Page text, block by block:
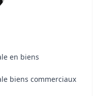
en biens
biens commerciaux